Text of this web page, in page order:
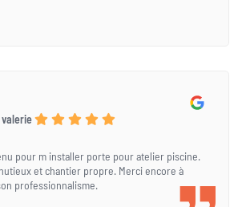
valerie
pour m installer porte pour atelier piscine.
et chantier propre. Merci encore à
professionnalisme.